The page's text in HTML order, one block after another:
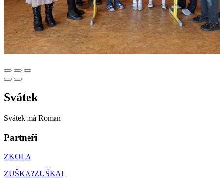
Svátek
Svátek má Roman
Partneři
ZKOLA
ZUŠKA?ZUŠKA!